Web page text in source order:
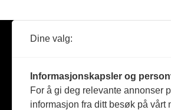
Dine valg:
Informasjonskapsler og
For å gi deg relevante annonser
informasjon fra ditt besøk på vårt